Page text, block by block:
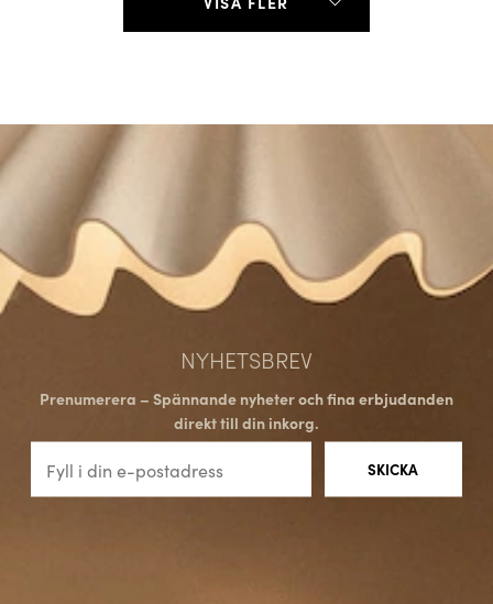
NYHETSBREV
Prenumerera – Spännande nyheter och fina erbjudanden
direkt till din inkorg.